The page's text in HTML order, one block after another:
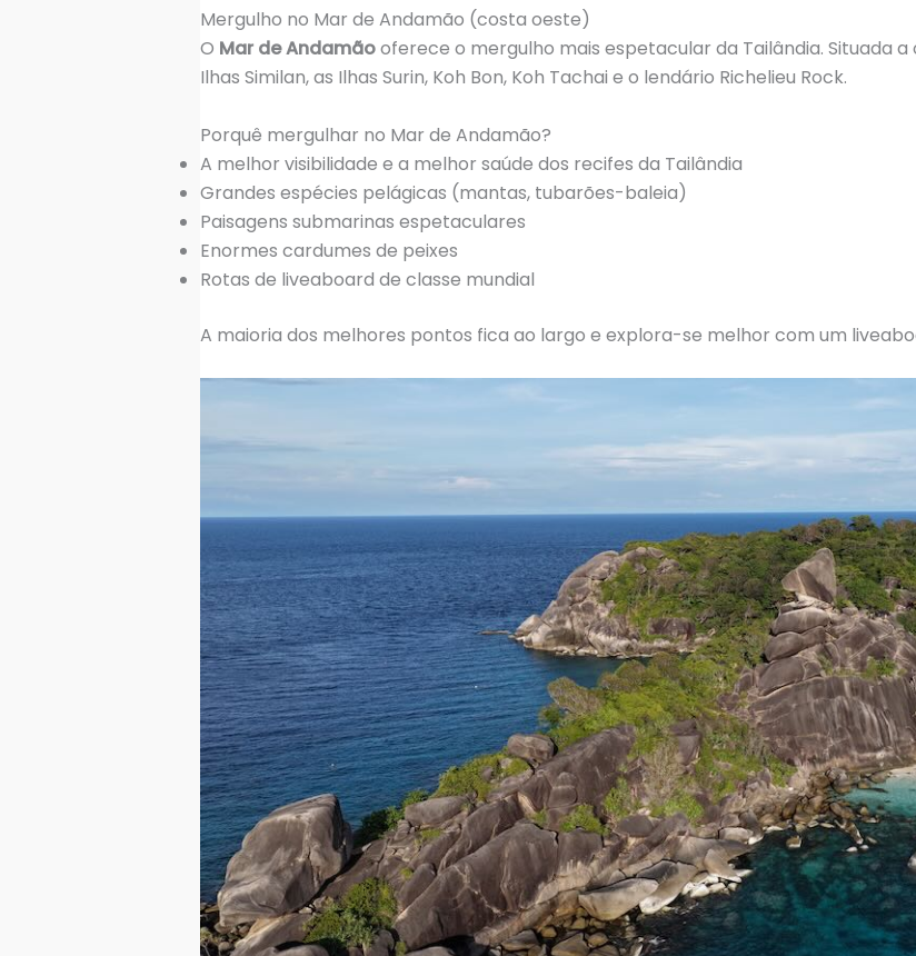
Mergulho no Mar de Andamão (costa oeste)
O Mar de Andamãooferece o mergulho mais espetacular da Tailândia. Situada
Ilhas Similan, as Ilhas Surin, Koh Bon, Koh Tachai e o lendário Richelieu Rock.
Porquê mergulhar no Mar de Andamão?
A melhor visibilidade e a melhor saúde dos recifes da Tailândia
Grandes espécies pelágicas (mantas, tubarões-baleia)
Paisagens submarinas espetaculares
Enormes cardumes de peixes
Rotas de liveaboard de classe mundial
A maioria dos melhores pontos fica ao largo e explora-se melhor com um